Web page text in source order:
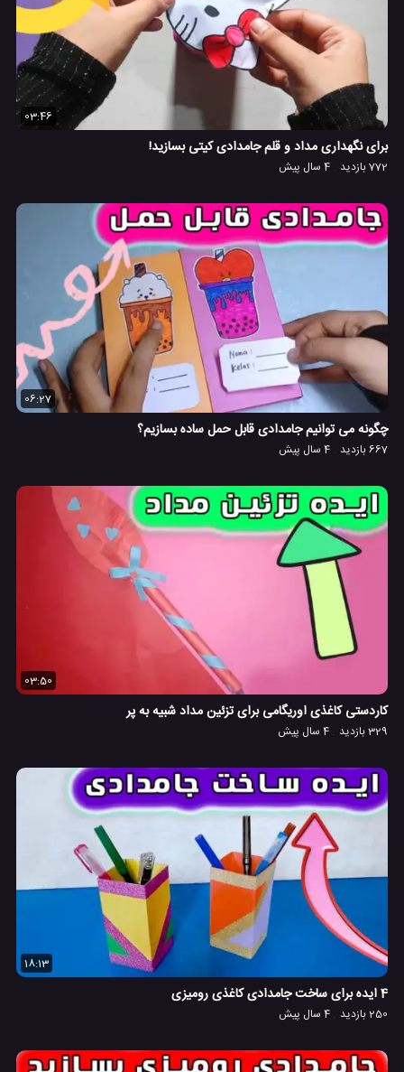
03:46
برای نگهداری مداد و قلم جامدادی کیتی بسازید!
772 بازدید 4 سال پیش
06:27
چگونه می توانیم جامدادی قابل حمل ساده بسازیم؟
667 بازدید 4 سال پیش
03:50
کاردستی کاغذی اوریگامی برای تزئین مداد شبیه به پر
329 بازدید 4 سال پیش
18:13
4 ایده برای ساخت جامدادی کاغذی رومیزی
250 بازدید 4 سال پیش